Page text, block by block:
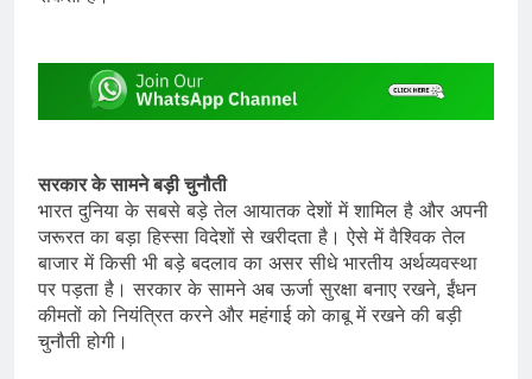
सरकार के सामने बड़ी चुनौती
भारत दुनिया के सबसे बड़े तेल आयातक देशों में शामिल है और अपनी
जरूरत का बड़ा हिस्सा विदेशों से खरीदता है। ऐसे में वैश्विक तेल
बाजार में किसी भी बड़े बदलाव का असर सीधे भारतीय अर्थव्यवस्था
पर पड़ता है। सरकार के सामने अब ऊर्जा सुरक्षा बनाए रखने, ईंधन
कीमतों को नियंत्रित करने और महंगाई को काबू में रखने की बड़ी
चुनौती होगी।